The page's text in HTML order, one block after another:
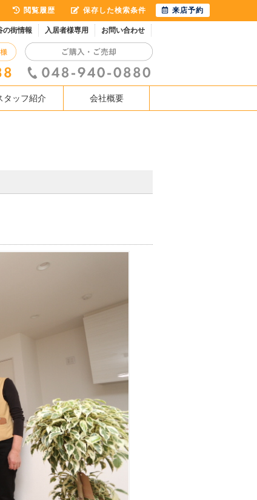
の街情報 入居者様専用 お問い合わせ
タッフ紹介 会社概要
閲覧履歴 保存した検索条件 来店予約